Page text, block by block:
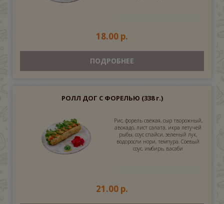
18.00 р.
ПОДРОБНЕЕ
РОЛЛ ДОГ С ФОРЕЛЬЮ (338 г.)
Рис, форель свежая, сыр творожный,
авокадо, лист салата, икра летучей
рыбы, соус спайси, зеленый лук,
водоросли нори, темпура. Соевый
соус, имбирь, васаби
21.00 р.